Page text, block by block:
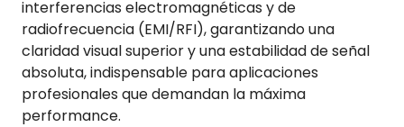
interferencias electromagnéticas y de
radiofrecuencia (EMI/RFI), garantizando una
claridad visual superior y una estabilidad de señal
absoluta, indispensable para aplicaciones
profesionales que demandan la máxima
performance.